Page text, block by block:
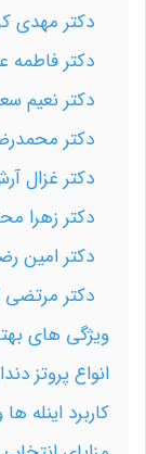
دکتر مهدی
دکتر فاطمه
دکتر نعیم
دکتر
دکتر غزال
دکتر زهرا
دکتر امین
دکتر مرتضی
ویژگی های
انواع پروتز
کاربرد اینله